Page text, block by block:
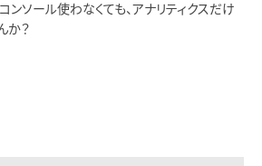
ンソール使わなくても、アナリティクスだけ
か？